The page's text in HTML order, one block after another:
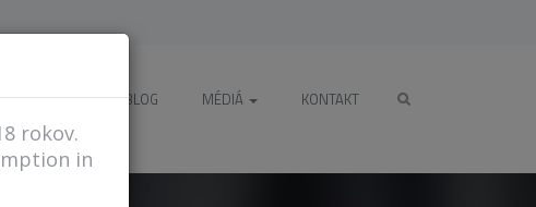
NEWS BLOG MÉDIÁ KONTAKT
rokov.
in